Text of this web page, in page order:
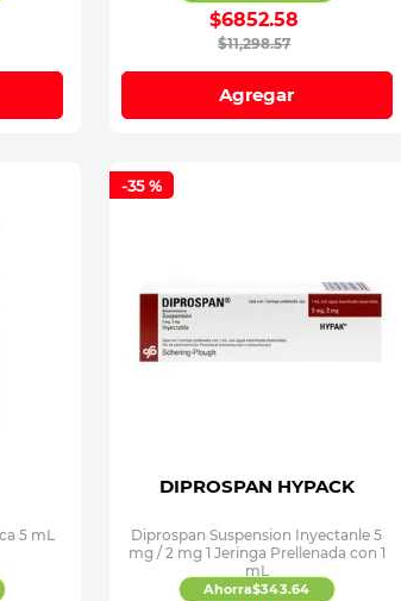
$11,298.57
$6852.58
Agregar
5 mL
-35 %
DIPROSPAN HYPACK
Diprospan Suspension Inyectanle 5
mg / 2 mg 1 Jeringa Prellenada con 1
mL
Ahorra$343.64